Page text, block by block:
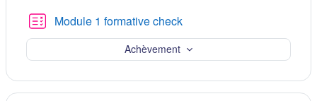
Module 1 formative checkTest
Achèvement